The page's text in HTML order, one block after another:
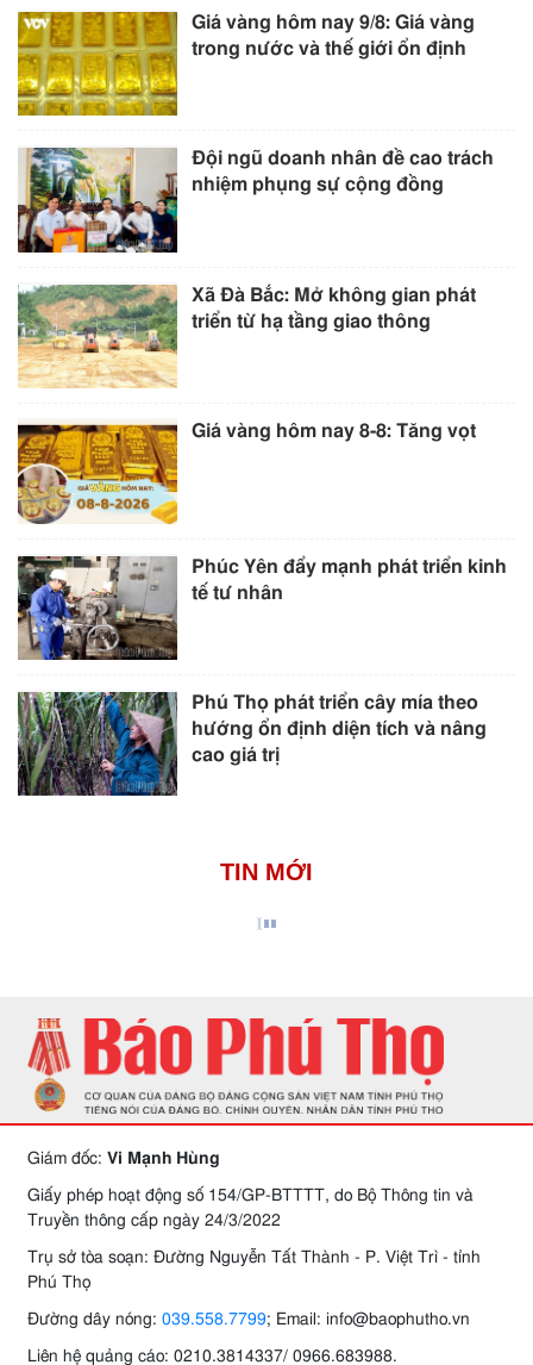
Giá vàng hôm nay 9/8: Giá vàng
trong nước và thế giới ổn định
Đội ngũ doanh nhân đề cao trách
nhiệm phụng sự cộng đồng
Xã Đà Bắc: Mở không gian phát
triển từ hạ tầng giao thông
Giá vàng hôm nay 8-8: Tăng vọt
Phúc Yên đẩy mạnh phát triển kinh
tế tư nhân
Phú Thọ phát triển cây mía theo
hướng ổn định diện tích và nâng
cao giá trị
TIN MỚI
Giám đốc: Vi Mạnh Hùng
Giấy phép hoạt động số 154/GP-BTTTT, do Bộ Thông tin và
Truyền thông cấp ngày 24/3/2022
Trụ sở tòa soạn: Đường Nguyễn Tất Thành - P. Việt Trì - tỉnh
Phú Thọ
Đường dây nóng: 039.558.7799; Email: info@baophutho.vn
Liên hệ quảng cáo: 0210.3814337/ 0966.683988.